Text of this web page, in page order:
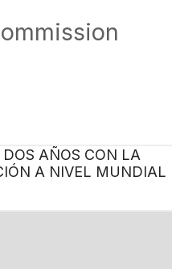
AÑOS CON LA
A NIVEL MUNDIAL